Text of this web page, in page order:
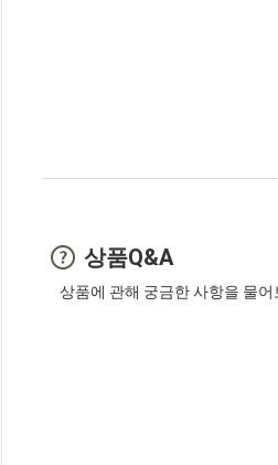
상품Q&A
상품에 관해 궁금한 사항을 물어